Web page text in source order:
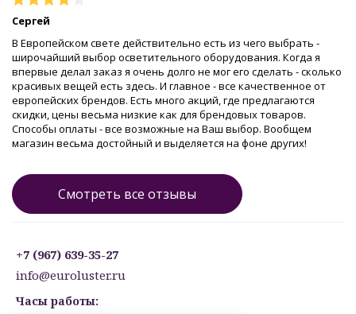
Сергей
В Европейском свете действительно есть из чего выбрать -
широчайший выбор осветительного оборудования. Когда я
впервые делал заказ я очень долго не мог его сделать - сколько
красивых вещей есть здесь. И главное - все качественное от
европейских брендов. Есть много акций, где предлагаются
скидки, цены весьма низкие как для брендовых товаров.
Способы оплаты - все возможные на Ваш выбор. Вообщем
магазин весьма достойный и выделяется на фоне других!
Смотреть все отзывы
+7 (967) 639-35-27
info@euroluster.ru
Часы работы: